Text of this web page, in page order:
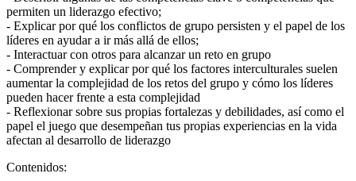
permiten un liderazgo efectivo;
- Explicar por qué los conflictos de grupo persisten y el papel de los
líderes en ayudar a ir más allá de ellos;
- Interactuar con otros para alcanzar un reto en grupo
- Comprender y explicar por qué los factores interculturales suelen
aumentar la complejidad de los retos del grupo y cómo los líderes
pueden hacer frente a esta complejidad
- Reflexionar sobre sus propias fortalezas y debilidades, así como el
papel el juego que desempeñan tus propias experiencias en la vida
afectan al desarrollo de liderazgo
Contenidos: